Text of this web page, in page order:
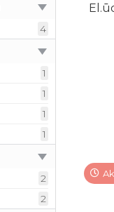
4
1
1
1
1
2
2